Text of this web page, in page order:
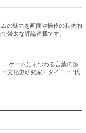
の魅力を画面や操作の具体的
骨太な評論連載です。
… ゲームにまつわる言葉の起
文化史研究家・タイニーP氏